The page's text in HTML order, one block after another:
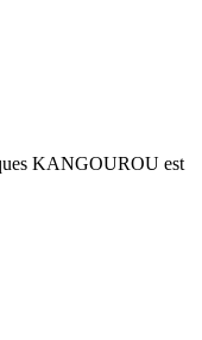
KANGOUROU est